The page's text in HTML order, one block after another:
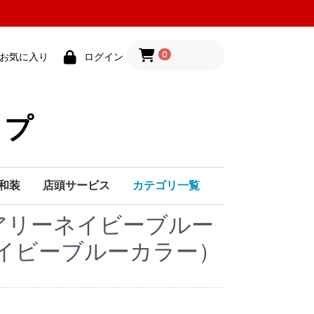
お気に入り ログイン 0
シザー
レザー
替え刃
小物・ケース
カットクロス
シャンプークロス
ヘアダイクロス
エプロン
ユニフォーム
タオル
フェイスシート
フェイスガーゼ
ヘアピン
クリップ・ダッカール化粧水・美容液
クリーム・乳液 フェイスマスク・パック
ＵＶケア・日焼け止め
クレンジング・洗顔 ハンド・ボディクリーム
その他
口紅・リップ・ポイントメイク ファンデーション
下地
パウダー
その他
アイライナー
マスカラ
アイシャドウ
つけまつげ
アイブロウ
アイラッシュカーラー
その他
マニキュア
ジェルネイル
チップ
リムーバー
ネイルケア
ネイル小物
メイクボックス・ポーチ クレンジング・化粧下地ファンデーション・パウダーポイントカラー・メークセット
メークアップペンシル
雑貨・つけまつ毛
ベンナイ化粧品 特殊メーク・舞台用化粧品
刷毛・筆
装
締め・帯揚げ
達襟・半襟
飾り Uピン飾り
その他
コーム飾り
かんざし
金属・パール系
小花
装小物
付け用品
士小物
五三用品
礼用品
雑貨
の他
店頭サービス
雑貨
食品
除菌・衛生用品
粗品・贈答品
ペット用品
その他
カテゴリ一覧
ーネイビーブルー
ビーブルーカラー）